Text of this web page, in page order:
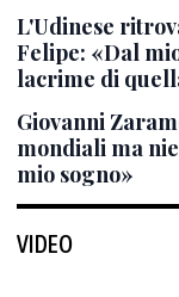
L'Udinese
Felipe: «Dal
lacrime di
Giovanni
mondiali ma
mio sogno»
VIDEO